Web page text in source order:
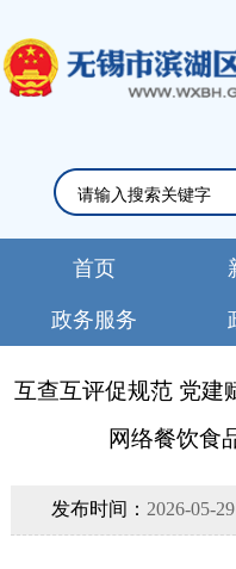
首页
政务服务
互查互评促规范 党
网络餐饮食
发布时间： 2026-05-